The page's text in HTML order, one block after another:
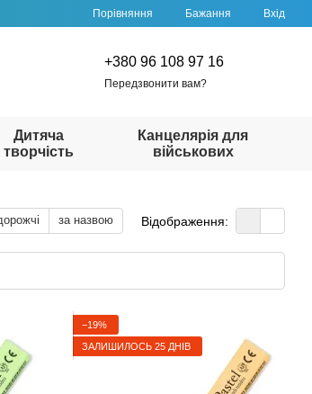
Порівняння Бажання Вхід
+380 96 108 97 16
Передзвонити вам?
Дитяча
творчість
Канцелярія для
військових
за назвою Відображення:
−19%
ЗАЛИШИЛОСЬ 25 ДНІВ